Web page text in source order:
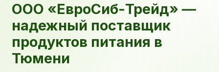
ООО «ЕвроСиб-Трейд» —
надежный поставщик
продуктов питания в
Тюмени